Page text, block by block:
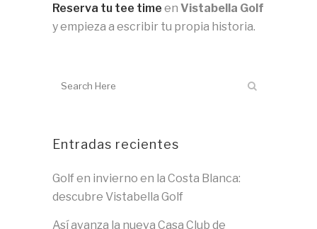
Reserva tu tee time en Vistabella Golf
y empieza a escribir tu propia historia.
Entradas recientes
Golf en invierno en la Costa Blanca:
descubre Vistabella Golf
Así avanza la nueva Casa Club de